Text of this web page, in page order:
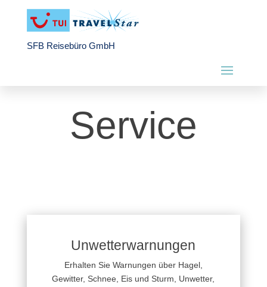
SFB Reisebüro GmbH
Service
Unwetterwarnungen
Erhalten Sie Warnungen über Hagel,
Gewitter, Schnee, Eis und Sturm, Unwetter,